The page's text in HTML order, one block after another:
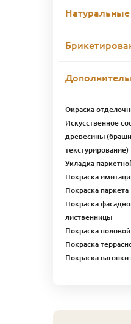
Окраска
Искусственное
древесины
текстурирование)
Укладка
Покраска
Покраска паркета
Покраска
лиственницы
Покраска
Покраска
Покраска